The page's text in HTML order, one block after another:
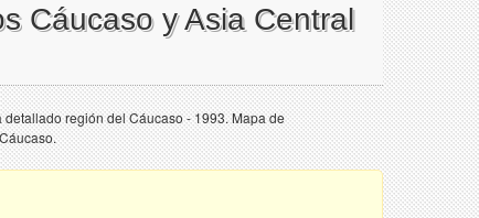
Cáucaso y Asia Central
región del Cáucaso - 1993. Mapa de